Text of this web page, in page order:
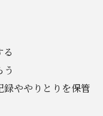
ややりとりを保管